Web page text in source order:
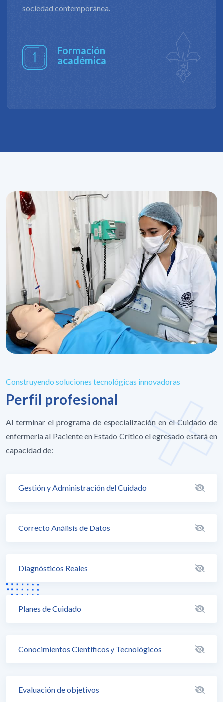
formular respuestas a los retos en ámbitos
Investigación
Construyendo soluciones tecnológicas innovadoras
Perfil profesional
Al terminar el programa de especialización en el Cuidado de
enfermería al Paciente en Estado Crítico el egresado estará en
capacidad de:
Gestión y Administración del Cuidado
Correcto Análisis de Datos
Diagnósticos Reales
Planes de Cuidado
Conocimientos Científicos y Tecnológicos
Evaluación de objetivos